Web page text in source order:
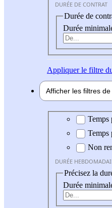
DURÉE DE CONTRAT
Durée de
Durée
Appliquerle filtre
Afficher les filtres de
Durée
Temps
Temps
Non
DURÉE
Précisez la
Durée